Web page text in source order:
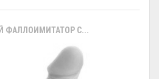
ФАЛЛОИМИТАТОР С...